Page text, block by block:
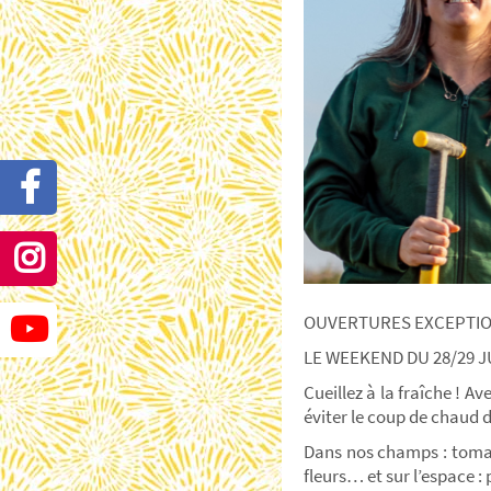
OUVERTURES
LE WEEKEND DU 28/29
Cueillez à la fraîche !
éviter le coup de chaud
Dans nos champs :
fleurs… et sur l’espace